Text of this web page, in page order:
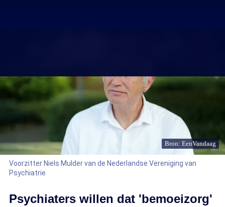
Bron: EenVandaag
Voorzitter Niels Mulder van de Nederlandse Vereniging van
Psychiatrie
Psychiaters willen dat 'bemoeizorg'